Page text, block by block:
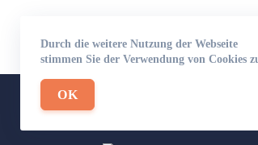
Durch die weitere Nutzung der Webseite
stimmen Sie der Verwendung von Cookies
OK